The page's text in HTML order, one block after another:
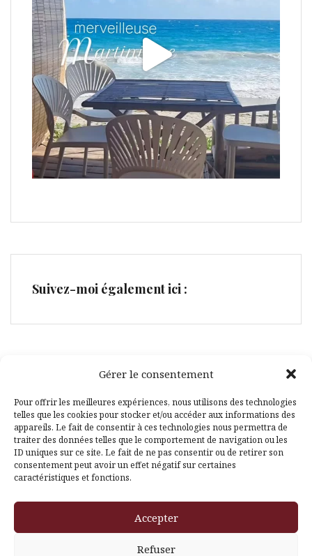
Gérer le consentement
Pour offrir les meilleures expériences, nous utilisons des technologies
telles que les cookies pour stocker et/ou accéder aux informations des
appareils. Le fait de consentir à ces technologies nous permettra de
traiter des données telles que le comportement de navigation ou les
ID uniques sur ce site. Le fait de ne pas consentir ou de retirer son
consentement peut avoir un effet négatif sur certaines
caractéristiques et fonctions.
Accepter
Refuser
Suivez-moi également ici :
Facebook
Pinterest
Themeisle